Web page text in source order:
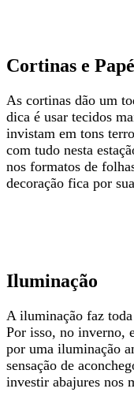
Cortinas e
As cortinas dão um
dica é usar tecidos
invistam em tons
com tudo nesta
nos formatos de
decoração fica por
Iluminação
A iluminação faz toda
Por isso, no inverno,
por uma iluminação
sensação de
investir abajures nos